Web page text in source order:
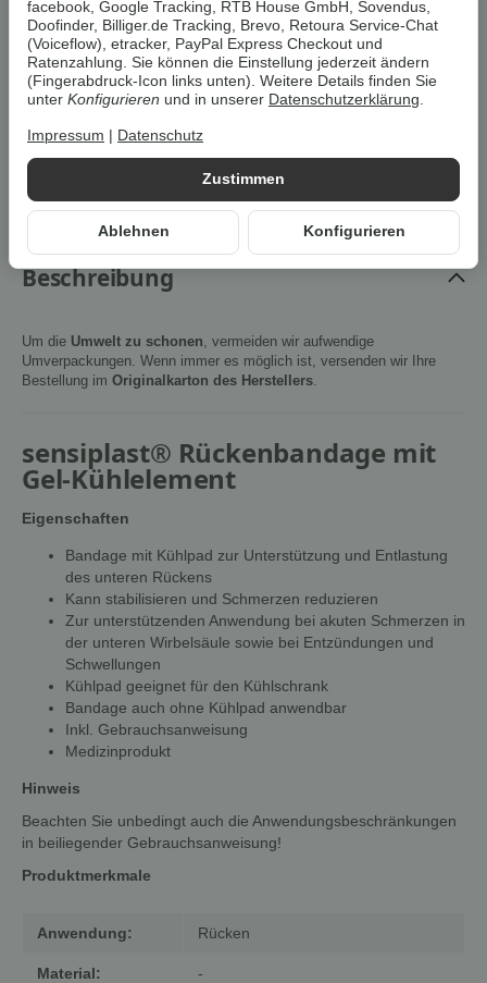
In den Warenkorb
4250527626467Z1
HAN:
Kategorie:
Gesundheit & Pflege
Beschreibung
Um die Umwelt zu schonen , vermeiden wir aufwendige
Umverpackungen. Wenn immer es möglich ist, versenden wir Ihre
Bestellung im Originalkarton des Herstellers
sensiplast® Rückenbandage mit
Gel-Kühlelement
Eigenschaften
Bandage mit Kühlpad zur Unterstützung und Entlastung
des unteren Rückens
Kann stabilisieren und Schmerzen reduzieren
Zur unterstützenden Anwendung bei akuten Schmerzen in
der unteren Wirbelsäule sowie bei Entzündungen und
Schwellungen
Kühlpad geeignet für den Kühlschrank
Bandage auch ohne Kühlpad anwendbar
Inkl. Gebrauchsanweisung
Medizinprodukt
Hinweis
Beachten Sie unbedingt auch die Anwendungsbeschränkungen
in beiliegender Gebrauchsanweisung!
Produktmerkmale
Anwendung: Rücken
Material: -
Zustimmen
Ablehnen Konfigurieren
facebook, Google Tracking, RTB House GmbH, Sovendus,
Doofinder, Billiger.de Tracking, Brevo, Retoura Service-Chat
(Voiceflow), etracker, PayPal Express Checkout und
Ratenzahlung. Sie können die Einstellung jederzeit ändern
(Fingerabdruck-Icon links unten). Weitere Details finden Sie
unter Konfigurieren und in unserer Datenschutzerklärung
Impressum Datenschutz